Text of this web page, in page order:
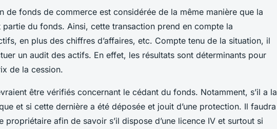
de fonds de commerce est considérée de la même manière que la
partie du fonds. Ainsi, cette transaction prend en compte la
en plus des chiffres d’affaires, etc. Compte tenu de la situation, il
un audit des actifs. En effet, les résultats sont déterminants pour
de la cession.
être vérifiés concernant le cédant du fonds. Notamment, s’il a la
et si cette dernière a été déposée et jouit d’une protection. Il faudra
propriétaire afin de savoir s’il dispose d’une licence IV et surtout si